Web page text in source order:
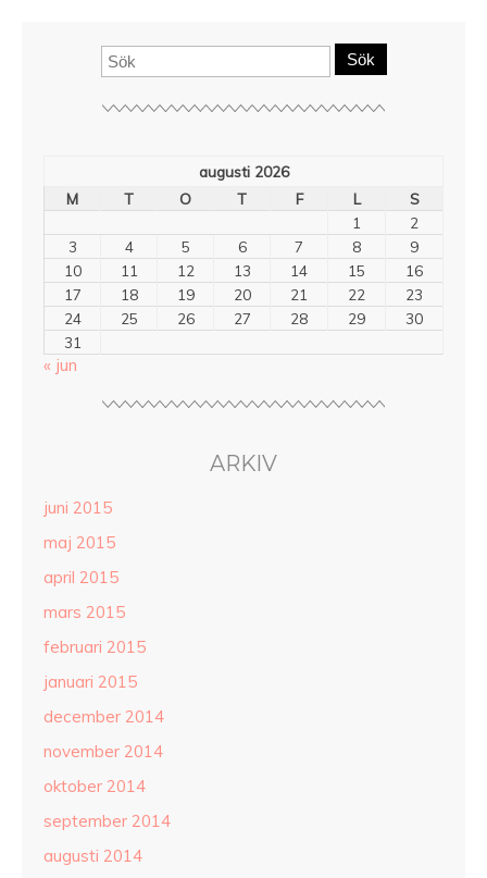
Sök
augusti 2026
M
T O T F L
S
1
2
3
4 5 6 7 8
9
10
11 12 13 14 15
16
17
18 19 20 21 22
23
24
25 26 27 28 29
30
31
« jun
ARKIV
juni 2015
maj 2015
april 2015
mars 2015
februari 2015
januari 2015
december 2014
november 2014
oktober 2014
september 2014
augusti 2014